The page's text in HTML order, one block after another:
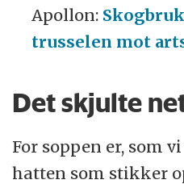
Apollon:
trusselen mot
Det skjulte
For soppen er, som
hatten som stikker